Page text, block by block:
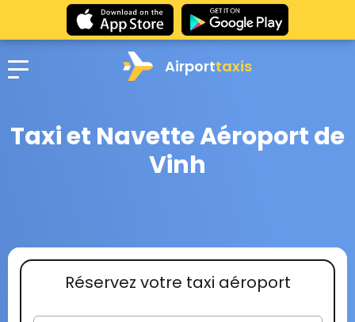
Airporttaxis
Taxi et Navette Aéroport de
Vinh
Réservez votre taxi aéroport